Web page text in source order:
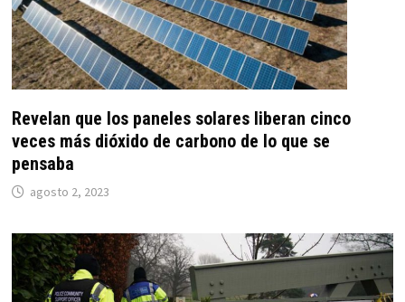
Revelan que los paneles solares liberan cinco
veces más dióxido de carbono de lo que se
pensaba
agosto 2, 2023